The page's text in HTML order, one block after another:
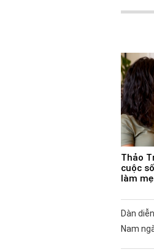
Thảo
cuộc
làm
Dàn
Nam